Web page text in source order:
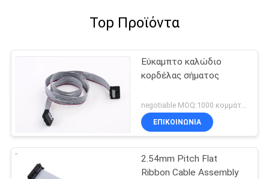
Top Προϊόντα
Εύκαμπτο καλώδιο
κορδέλας σήματος
negotiable MOQ:1000 κομμάτια
ΕΠΙΚΟΙΝΩΝΊΑ
2.54mm Pitch Flat
Ribbon Cable Assembly